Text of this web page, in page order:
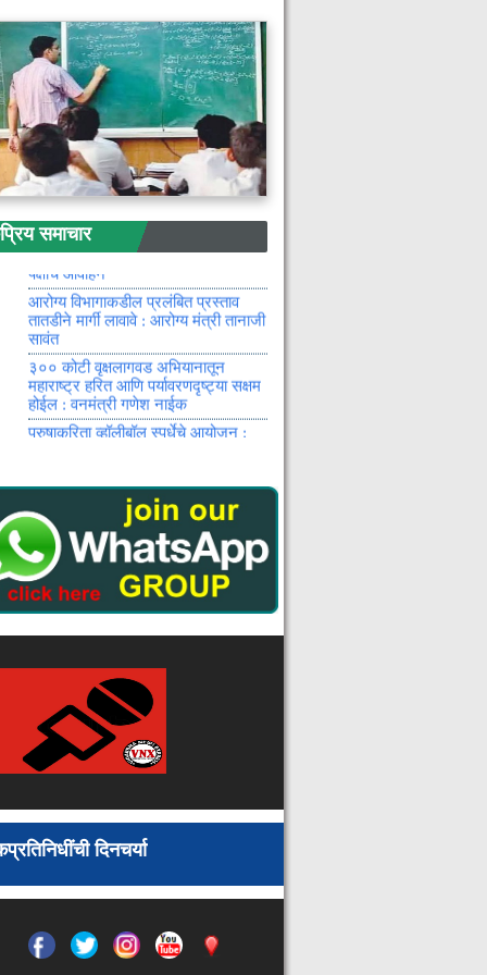
समाचार
आदेशाला स्थगिती
गडचिरोली शहरातील तमाम मतदार बंधू -
भगिनींचे जाहीर आभार !
राज्य अनुसूचित जाती जमाती आयोगाचे
अध्यक्ष व सदस्य उद्या भंडारा जिल्हाच्या
दौऱ्यावर
गडचिरोलीत प्रकल्पस्तरीय क्रीडा स्पर्धा
ॲट्रासिटीबाबत कार्यशाळा लवकरच :
जिल्हा दक्षता व नियंत्रण समिती बैठक
भेंडाळा परिसरातील शेतकऱ्यांनो
भूसंपादनाविरोधात आक्षेप सादर करा :
अन्यथा भवितव्य धोक्यात डाव्या लोकशाही
पक्षांचे आवाहन
आरोग्य विभागाकडील प्रलंबित प्रस्ताव
तातडीने मार्गी लावावे : आरोग्य मंत्री तानाजी
सावंत
३०० कोटी वृक्षलागवड अभियानातून
महाराष्ट्र हरित आणि पर्यावरणदृष्ट्या सक्षम
होईल : वनमंत्री गणेश नाईक
केली घोषणा
निर्भय ट्रान्सपोर्ट कार्यालयात मन की बातचे
श्रवण : कर्मचारी व भाजप पदाधिकारी
उपस्थित
मुख्यमंत्री ग्रामीण पशुधन उद्योजकता
योजना
राजे छत्रपती शिवाजी महाराज यांचे विचार
सर्वांनी आत्मसात करावे : भाजपा महिला
आघाडी जिल्हाध्यक्षा गीता हिंगे
देवरीत महायुतीचा भरगच्च महिला मेळावा
पंधरवडा समाप्तीचे कार्यक्रम आयोजित
दिनचर्या